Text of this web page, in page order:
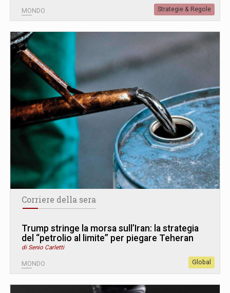
MONDO Strategie & Regole
Corriere della sera
Trump stringe la morsa sull’Iran: la strategia
del “petrolio al limite” per piegare Teheran
di Senio Carletti
MONDO Global